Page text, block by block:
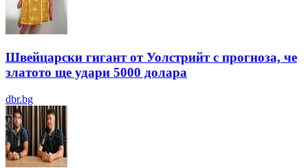
Швейцарски гигант от Уолстрийт с прогноза, че
златото ще удари 5000 долара
dbr.bg